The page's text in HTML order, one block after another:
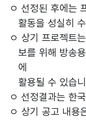
ㅇ 선정된 후에는
활동을 성실히
ㅇ 상기 프로젝트
보를 위해 방송
에
활용될 수 있습
ㅇ 선정결과는 한
ㅇ 상기 공고 내용